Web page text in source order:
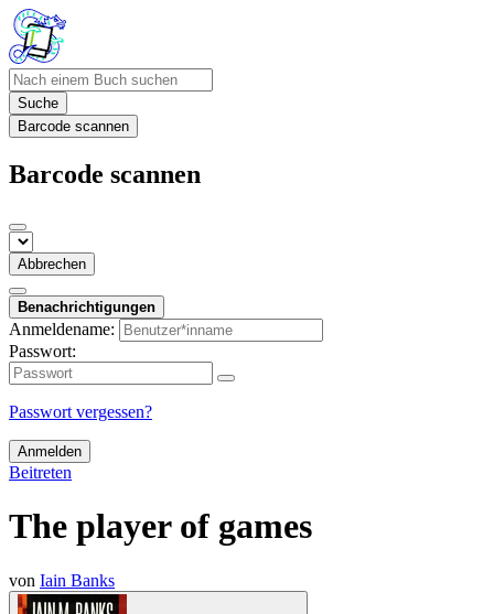
Suche
Barcode scannen
Barcode scannen
Abbrechen
Benachrichtigungen
Anmeldename:
Passwort:
Passwort vergessen?
Anmelden
Beitreten
The player of games
von Iain Banks